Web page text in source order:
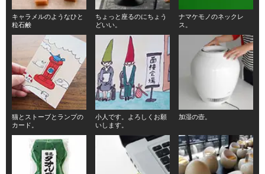
キャラメルのようなひと
粒石鹸
ちょっと座るのにちょう
どいい。
ナマケモノのネックレ
ス。
猫とストーブとランプの
カード。
小人です。よろしくお願
いします。
加湿の壺。